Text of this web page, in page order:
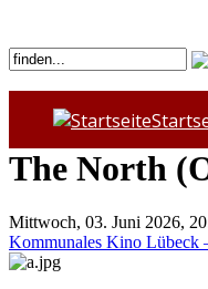
The North
Mittwoch, 03. Juni 2026,
Kommunales Kino Lübeck